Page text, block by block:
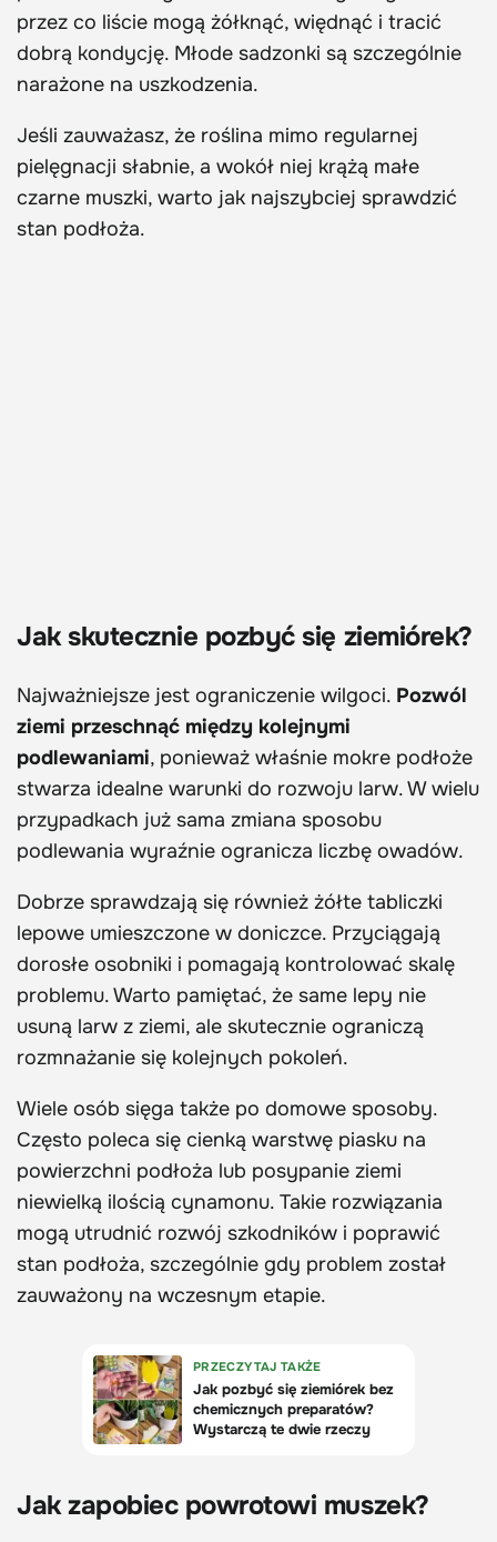
przez co liście mogą żółknąć, więdnąć i tracić
dobrą kondycję. Młode sadzonki są szczególnie
narażone na uszkodzenia.
Jeśli zauważasz, że roślina mimo regularnej
pielęgnacji słabnie, a wokół niej krążą małe
czarne muszki, warto jak najszybciej sprawdzić
stan podłoża.
Jak skutecznie pozbyć się ziemiórek?
Najważniejsze jest ograniczenie wilgoci. Pozwól
ziemi przeschnąć między kolejnymi
podlewaniami, ponieważ właśnie mokre podłoże
stwarza idealne warunki do rozwoju larw. W wielu
przypadkach już sama zmiana sposobu
podlewania wyraźnie ogranicza liczbę owadów.
Dobrze sprawdzają się również żółte tabliczki
lepowe umieszczone w doniczce. Przyciągają
dorosłe osobniki i pomagają kontrolować skalę
problemu. Warto pamiętać, że same lepy nie
usuną larw z ziemi, ale skutecznie ograniczą
rozmnażanie się kolejnych pokoleń.
Wiele osób sięga także po domowe sposoby.
Często poleca się cienką warstwę piasku na
powierzchni podłoża lub posypanie ziemi
niewielką ilością cynamonu. Takie rozwiązania
mogą utrudnić rozwój szkodników i poprawić
stan podłoża, szczególnie gdy problem został
zauważony na wczesnym etapie.
Jak zapobiec powrotowi muszek?